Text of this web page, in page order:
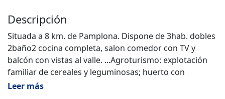
Descripción
Situada a 8 km. de Pamplona. Dispone de 3hab. dobles
2baño2 cocina completa, salon comedor con TV y
balcón con vistas al valle. ...Agroturismo: explotación
familiar de cereales y leguminosas; huerto con
diversas hortalizas y árboles frutales. Posibilidad de
Leer más